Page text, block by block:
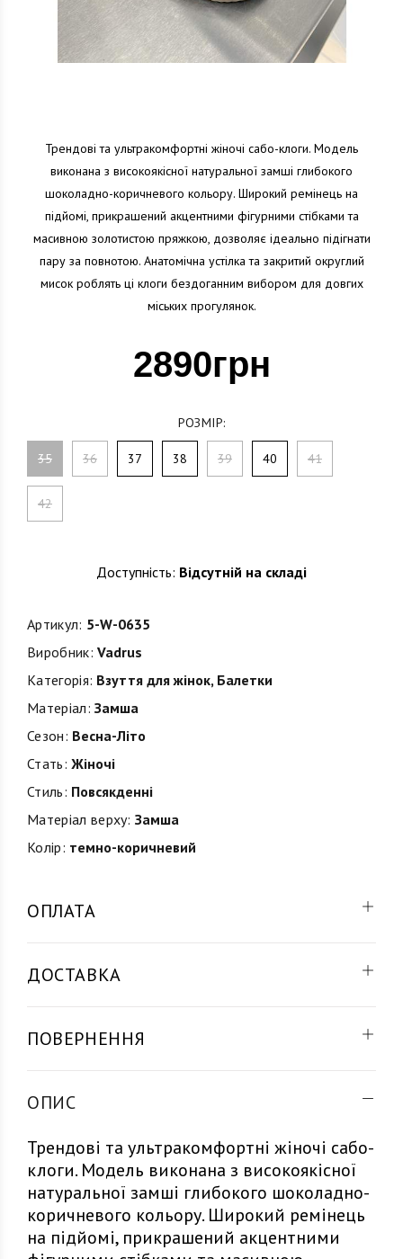
Трендові та ультракомфортні жіночі сабо-клоги. Модель
виконана з високоякісної натуральної замші глибокого
шоколадно-коричневого кольору. Широкий ремінець на
підйомі, прикрашений акцентними фігурними стібками та
масивною золотистою пряжкою, дозволяє ідеально підігнати
пару за повнотою. Анатомічна устілка та закритий округлий
мисок роблять ці клоги бездоганним вибором для довгих
міських прогулянок.
2890грн
РОЗМІР:
35 36 37 38 39 40 41
42
Доступність: Відсутній на складі
Артикул: 5-W-0635
Виробник: Vadrus
Категорія: Взуття для жінок, Балетки
Матеріал: Замша
Сезон: Весна-Літо
Стать: Жіночі
Стиль: Повсякденні
Матеріал верху: Замша
Колір: темно-коричневий
ОПЛАТА
ДОСТАВКА
ПОВЕРНЕННЯ
ОПИС
Трендові та ультракомфортні жіночі сабо-
клоги. Модель виконана з високоякісної
натуральної замші глибокого шоколадно-
коричневого кольору. Широкий ремінець
на підйомі, прикрашений акцентними